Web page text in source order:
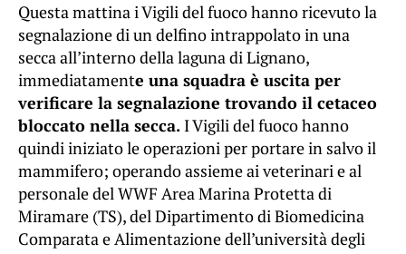
Questa mattina i Vigili del fuoco hanno ricevuto la
segnalazione di un delfino intrappolato in una
secca all’interno della laguna di Lignano,
immediatamente una squadra è uscita per
verificare la segnalazione trovando il cetaceo
bloccato nella secca. I Vigili del fuoco hanno
quindi iniziato le operazioni per portare in salvo il
mammifero; operando assieme ai veterinari e al
personale del WWF Area Marina Protetta di
Miramare (TS), del Dipartimento di Biomedicina
Comparata e Alimentazione dell’università degli